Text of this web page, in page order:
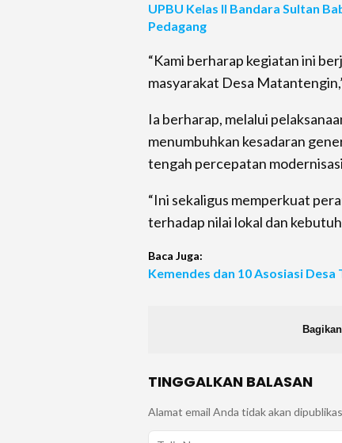
UPBU Kelas II Bandara Sultan
Pedagang
“Kami berharap kegiatan ini
masyarakat Desa
Ia berharap, melalui
menumbuhkan kesadaran
tengah percepatan
“Ini sekaligus memperkuat
terhadap nilai lokal dan
Baca Juga:
Kemendes dan 10 Asosiasi
Bagikan
TINGGALKAN BALASAN
Alamat email Anda tidak akan